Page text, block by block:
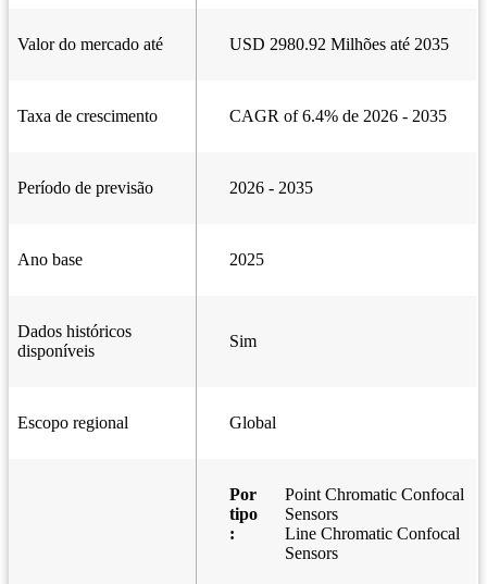
Valor do mercado até USD 2980.92 Milhões até 2035
Taxa de crescimento CAGR of 6.4% de 2026 - 2035
Período de previsão 2026 - 2035
Ano base 2025
Dados históricos
disponíveis
Sim
Escopo regional Global
Por
tipo
:
Point Chromatic Confocal
Sensors
Line Chromatic Confocal
Sensors